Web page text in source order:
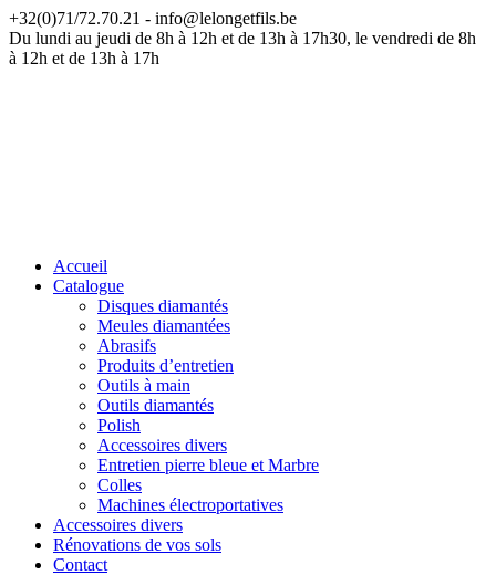
+32(0)71/72.70.21 - info@lelongetfils.be
Du lundi au jeudi de 8h à 12h et de 13h à 17h30, le vendredi de 8h
à 12h et de 13h à 17h
Accueil
Catalogue
Disques diamantés
Meules diamantées
Abrasifs
Produits d’entretien
Outils à main
Outils diamantés
Polish
Accessoires divers
Entretien pierre bleue et Marbre
Colles
Machines électroportatives
Accessoires divers
Rénovations de vos sols
Contact
ATTENTION — Nos bureaux sont fermés du 17 juillet au 9